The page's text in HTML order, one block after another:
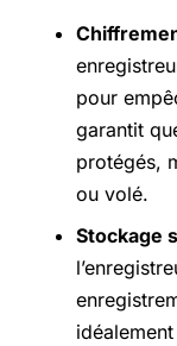
pour
garantit
protégés,
ou volé.
Stockage